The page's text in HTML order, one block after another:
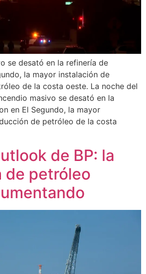
se desató en la refinería de
la mayor instalación de
de la costa oeste. La noche del
masivo se desató en la
en El Segundo, la mayor
de petróleo de la costa
de BP: la
de petróleo